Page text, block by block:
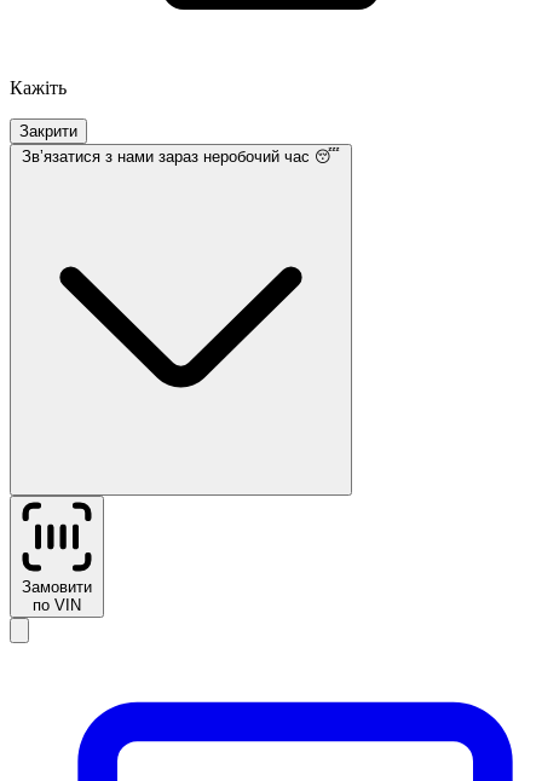
Кажіть
Закрити
Звʼязатися з нами зараз неробочий час 😴
Замовити
по VIN